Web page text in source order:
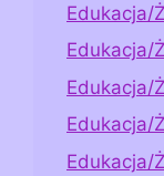
Edukacja/
Edukacja/
Edukacja/
Edukacja/
Edukacja/